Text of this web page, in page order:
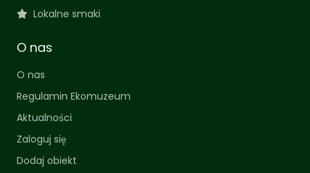
Lokalne smaki
O nas
O nas
Regulamin Ekomuzeum
Aktualności
Zaloguj się
Dodaj obiekt